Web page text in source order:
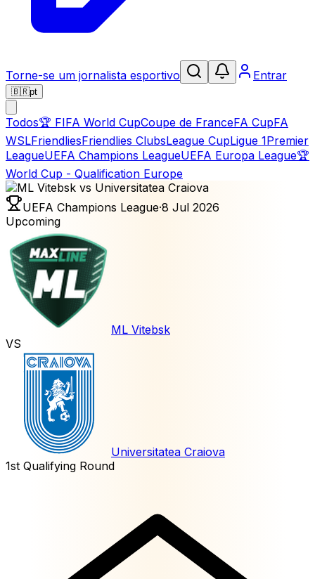
Torne-se um jornalista esportivo Entrar
🇧🇷pt
Todos🏆 FIFA World CupCoupe de FranceFA CupFA
WSLFriendliesFriendlies ClubsLeague CupLigue 1Premier
LeagueUEFA Champions LeagueUEFA Europa League🏆
World Cup - Qualification Europe
UEFA Champions League·8 Jul 2026
Upcoming
ML Vitebsk
VS
Universitatea Craiova
1st Qualifying Round